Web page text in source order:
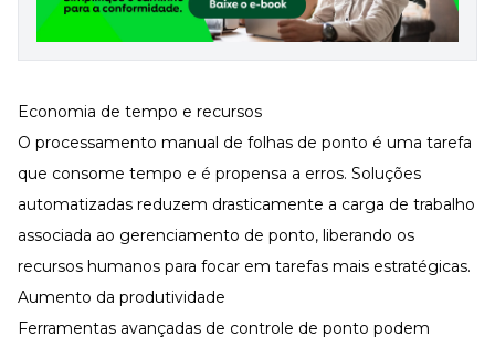
Economia de tempo e recursos
O processamento manual de folhas de ponto é uma tarefa
que consome tempo e é propensa a erros. Soluções
automatizadas reduzem drasticamente a carga de trabalho
associada ao gerenciamento de ponto, liberando os
recursos humanos para focar em tarefas mais estratégicas.
Aumento da produtividade
Ferramentas avançadas de controle de ponto podem